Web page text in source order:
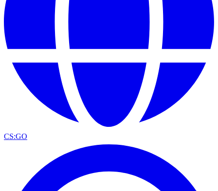
CS:GO